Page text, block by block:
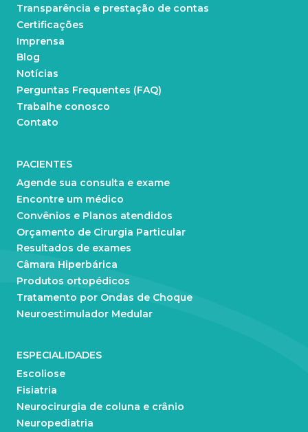
Transparência e prestação de contas
Certificações
Imprensa
Blog
Notícias
Perguntas Frequentes (FAQ)
Trabalhe conosco
Contato
PACIENTES
Agende sua consulta e exame
Encontre um médico
Convênios e Planos atendidos
Orçamento de Cirurgia Particular
Resultados de exames
Câmara Hiperbárica
Produtos ortopédicos
Tratamento por Ondas de Choque
Neuroestimulador Medular
ESPECIALIDADES
Escoliose
Fisiatria
Neurocirurgia de coluna e crânio
Neuropediatria